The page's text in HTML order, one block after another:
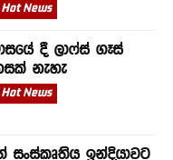
News
දී ලාෆ්ස් ගෑස්
නැහැ
News
සංස්කෘතිය ඉන්දියාවට